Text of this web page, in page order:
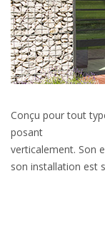
Conçu pour tout
posant
verticalement. Son
son installation est